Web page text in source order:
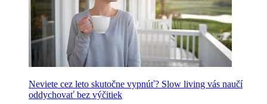
Neviete cez leto skutočne vypnúť? Slow living vás naučí
oddychovať bez výčitiek